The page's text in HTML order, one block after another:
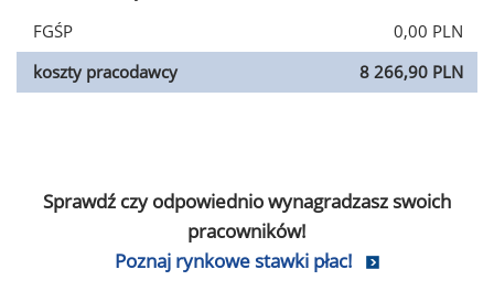
FGŚP
0,00 PLN
koszty pracodawcy
8 266,90 PLN
Sprawdź czy odpowiednio wynagradzasz swoich
pracowników!
Poznaj rynkowe stawki płac!